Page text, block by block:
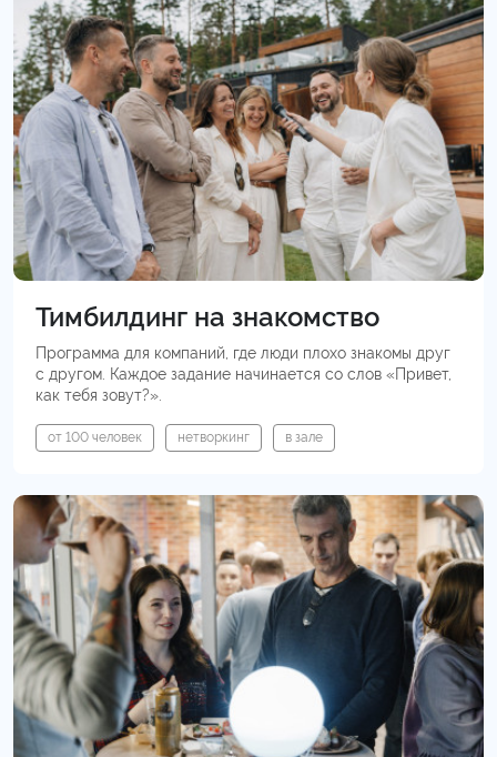
Тимбилдинг на знакомство
Программа для компаний, где люди плохо знакомы друг
с другом. Каждое задание начинается со слов «Привет,
как тебя зовут?».
от 100 человек нетворкинг в зале